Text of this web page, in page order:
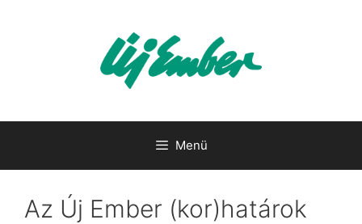
Menü
Az Új Ember (kor)határok